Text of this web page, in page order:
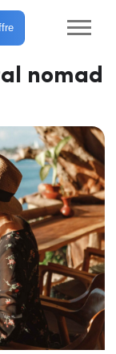
nomad